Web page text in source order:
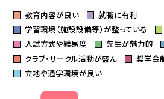
教育内容が良い
就職に有利
学習環境（施設設備等）が整っている
入試方式や難易度
先生が魅力的
クラブ・サークル活動が盛ん
奨学金
立地や通学環境が良い